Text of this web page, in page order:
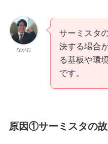
ながお
サーミスタ
決する場合
る基板や環
です。
原因①サーミスタの